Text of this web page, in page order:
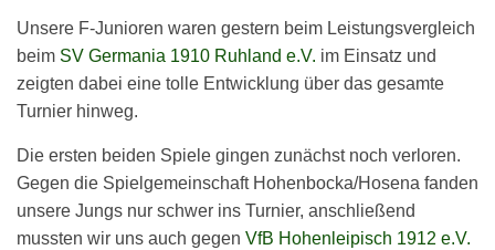
Unsere F-Junioren waren gestern beim Leistungsvergleich
beim SV Germania 1910 Ruhland e.V. im Einsatz und
zeigten dabei eine tolle Entwicklung über das gesamte
Turnier hinweg.
Die ersten beiden Spiele gingen zunächst noch verloren.
Gegen die Spielgemeinschaft Hohenbocka/Hosena fanden
unsere Jungs nur schwer ins Turnier, anschließend
mussten wir uns auch gegen VfB Hohenleipisch 1912 e.V.